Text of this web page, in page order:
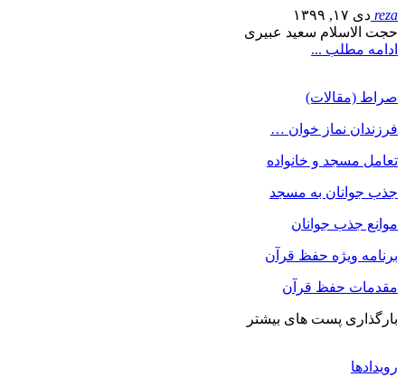
reza دی ۱۷, ۱۳۹۹
حجت الاسلام سعید عبیری
ادامه مطلب ...
صراط (مقالات)
فرزندان نماز خوان …
تعامل مسجد و خانواده
جذب جوانان به مسجد
موانع جذب جوانان
برنامه ویژه حفظ قرآن
مقدمات حفظ قرآن
بارگذاری پست های بیشتر
رویدادها